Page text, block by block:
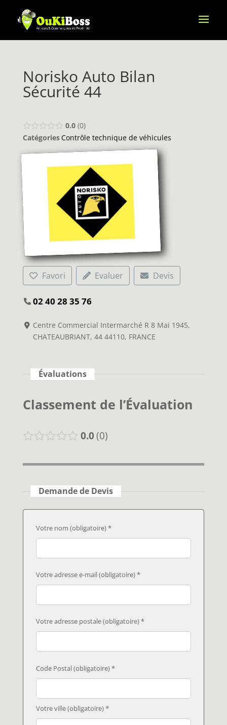
Norisko Auto Bilan
Sécurité 44
0.0 0
CatégoriesContrôle technique de véhicules
Favori Evaluer Devis
02 40 28 35 76
Centre Commercial Intermarché R 8 Mai 1945,
CHATEAUBRIANT, 44 44110, FRANCE
Évaluations
Classement de l’Évaluation
0.0 0
Demande de Devis
Votre nom (obligatoire) *
Votre adresse e-mail (obligatoire) *
Votre adresse postale (obligatoire) *
Code Postal (obligatoire) *
Votre ville (obligatoire) *